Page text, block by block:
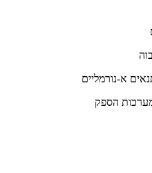
א-נורמליים
הספק